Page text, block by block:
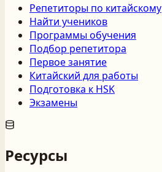
Репетиторы по китайскому
Найти учеников
Программы обучения
Подбор репетитора
Первое занятие
Китайский для работы
Подготовка к HSK
Экзамены
Ресурсы